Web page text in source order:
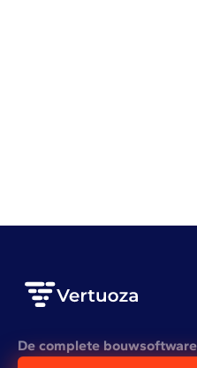
De complete